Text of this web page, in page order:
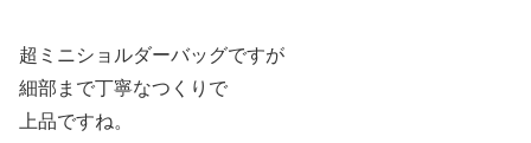
超ミニショルダーバッグですが
細部まで丁寧なつくりで
上品ですね。